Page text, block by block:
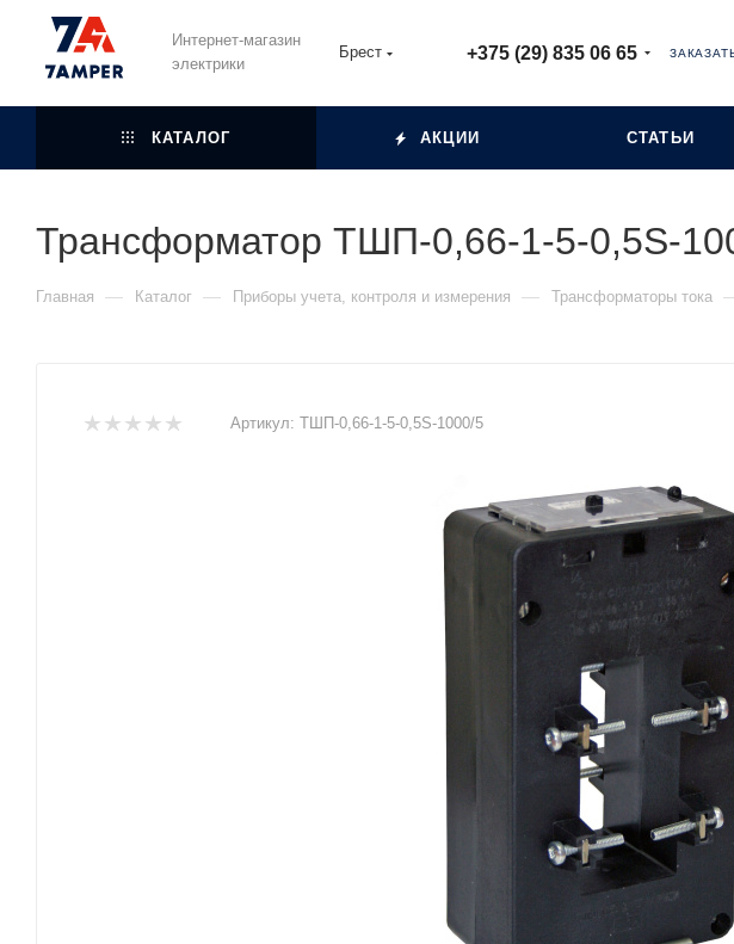
Интернет-магазин
электрики
Брест +375 (29) 835 06 65
КАТАЛОГ АКЦИИ СТАТЬИ
Трансформатор ТШП-0,66-1-5-0,5S-
Главная — Каталог — Приборы учета, контроля и измерения — Трансформаторы тока
Артикул: ТШП-0,66-1-5-0,5S-1000/5